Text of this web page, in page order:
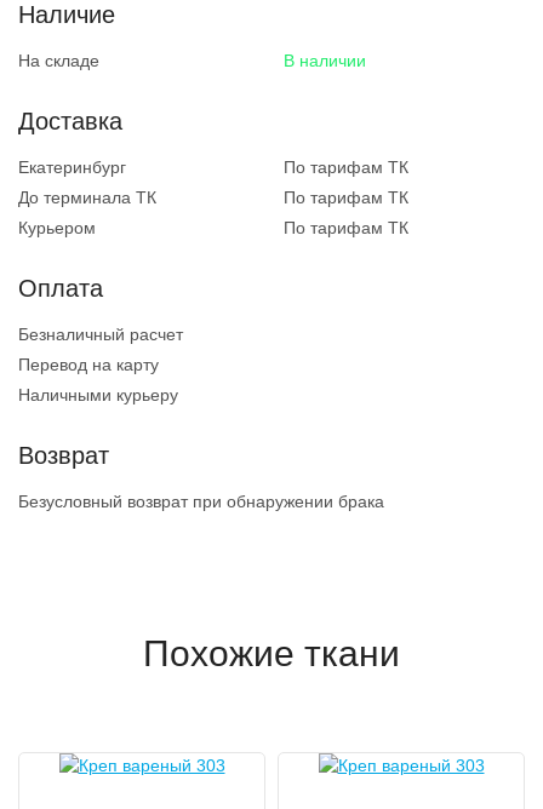
Наличие
На складе В наличии
Доставка
Екатеринбург
По тарифам ТК
До терминала ТК
По тарифам ТК
Курьером
По тарифам ТК
Оплата
Безналичный расчет
Перевод на карту
Наличными курьеру
Возврат
Безусловный возврат при обнаружении брака
Похожие ткани